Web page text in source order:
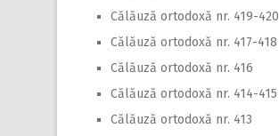
Călăuză ortodoxă nr. 419-420
Călăuză ortodoxă nr. 417-418
Călăuză ortodoxă nr. 416
Călăuză ortodoxă nr. 414-415
Călăuză ortodoxă nr. 413